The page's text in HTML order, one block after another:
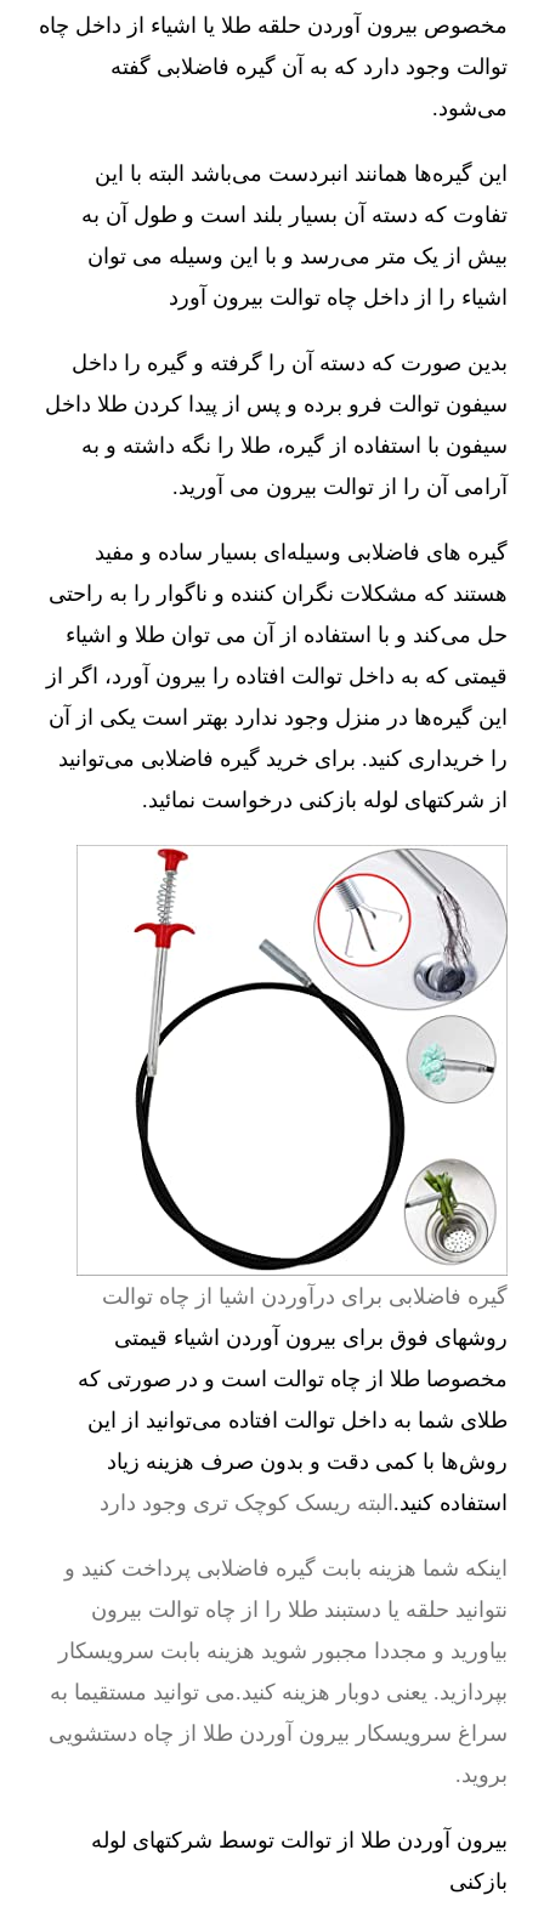
مخصوص بیرون آوردن حلقه طلا یا اشیاء از داخل چاه
توالت وجود دارد که به آن گیره فاضلابی گفته
می‌شود.
این گیره‌ها همانند انبردست می‌باشد البته با این
تفاوت که دسته آن بسیار بلند است و طول آن به
بیش از یک متر می‌رسد و با این وسیله می توان
اشیاء را از داخل چاه توالت بیرون آورد
بدین صورت که دسته آن را گرفته و گیره را داخل
سیفون توالت فرو برده و پس از پیدا کردن طلا داخل
سیفون با استفاده از گیره، طلا را نگه داشته و به
آرامی آن را از توالت بیرون می آورید.
گیره های فاضلابی وسیله‌ای بسیار ساده و مفید
هستند که مشکلات نگران کننده و ناگوار را به راحتی
حل می‌کند و با استفاده از آن می توان طلا و اشیاء
قیمتی که به داخل توالت افتاده را بیرون آورد، اگر از
این گیره‌ها در منزل وجود ندارد بهتر است یکی از آن
را خریداری کنید. برای خرید گیره فاضلابی می‌توانید
از شرکتهای لوله بازکنی درخواست نمائید.
گیره فاضلابی برای درآوردن اشیا از چاه توالت
روشهای فوق برای بیرون آوردن اشیاء قیمتی
مخصوصا طلا از چاه توالت است و در صورتی که
طلای شما به داخل توالت افتاده می‌توانید از این
روش‌ها با کمی دقت و بدون صرف هزینه زیاد
استفاده کنید.البته ریسک کوچک تری وجود دارد
اینکه شما هزینه بابت گیره فاضلابی پرداخت کنید و
نتوانید حلقه یا دستبند طلا را از چاه توالت بیرون
بیاورید و مجددا مجبور شوید هزینه بابت سرویسکار
بپردازید. یعنی دوبار هزینه کنید.می توانید مستقیما به
سراغ سرویسکار بیرون آوردن طلا از چاه دستشویی
بروید.
بیرون آوردن طلا از توالت توسط شرکتهای لوله
بازکنی